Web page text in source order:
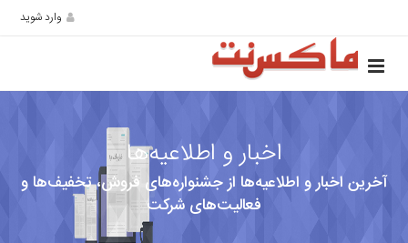
وارد شوید
اخبار و اطلاعیه‌ها
آخرین اخبار و اطلاعیه‌ها از جشنواره‌های فروش، تخفیف‌ها و
فعالیت‌های شرکت